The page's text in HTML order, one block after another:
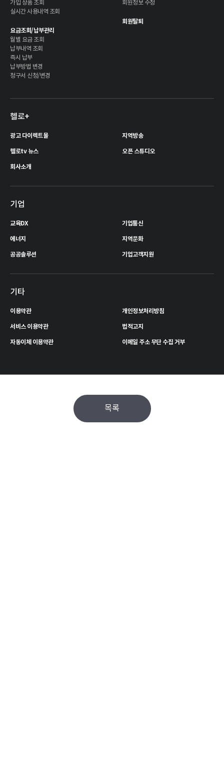
가입 상품 조회
실시간 사용내역 조회
요금조회/납부관리
월별 요금 조회
납부내역 조회
즉시 납부
납부방법 변경
청구서 신청/변경
회원정보 수정
회원탈퇴
헬로+
광고 다이렉트몰
헬로tv 뉴스
회사소개
지역방송
오픈 스튜디오
기업
교육DX
에너지
공공솔루션
기업통신
지역문화
기업고객지원
기타
이용약관
서비스 이용약관
자동이체 이용약관
개인정보처리방침
법적고지
이메일 주소 무단 수집 거부
목록